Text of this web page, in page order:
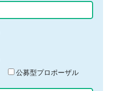
公募型プロポーザル